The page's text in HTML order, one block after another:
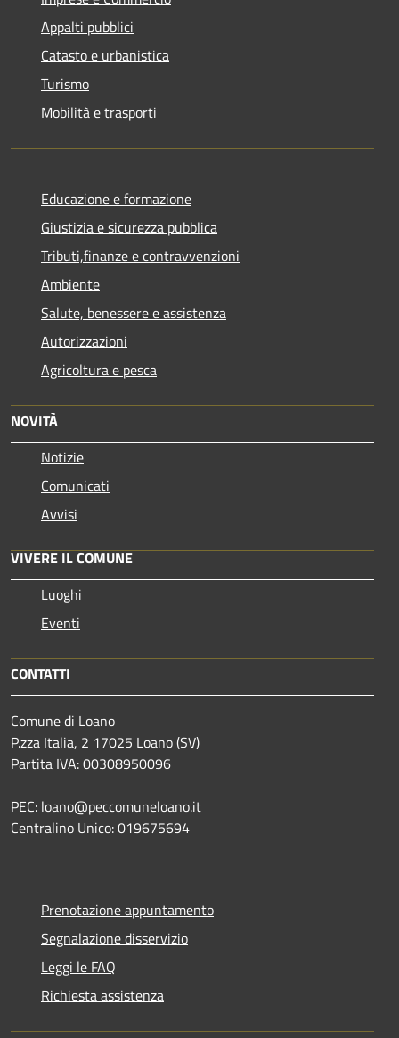
Appalti pubblici
Catasto e urbanistica
Turismo
Mobilità e trasporti
Educazione e formazione
Giustizia e sicurezza pubblica
Tributi,finanze e contravvenzioni
Ambiente
Salute, benessere e assistenza
Autorizzazioni
Agricoltura e pesca
NOVITÀ
Notizie
Comunicati
Avvisi
VIVERE IL COMUNE
Luoghi
Eventi
CONTATTI
Comune di Loano
P.zza Italia, 2 17025 Loano (SV)
Partita IVA: 00308950096
PEC: loano@peccomuneloano.it
Centralino Unico: 019675694
Prenotazione appuntamento
Segnalazione disservizio
Leggi le FAQ
Richiesta assistenza